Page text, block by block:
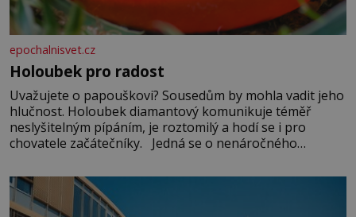
epochalnisvet.cz
Holoubek pro radost
Uvažujete o papouškovi? Sousedům by mohla vadit jeho
hlučnost. Holoubek diamantový komunikuje téměř
neslyšitelným pípáním, je roztomilý a hodí se i pro
chovatele začátečníky. Jedná se o nenáročného
času tráví na zemi, kde sbírá zbytky semínek Jeho
domovinou je prakticky celá Austrálie s výjimkou
pobřežní oblasti.